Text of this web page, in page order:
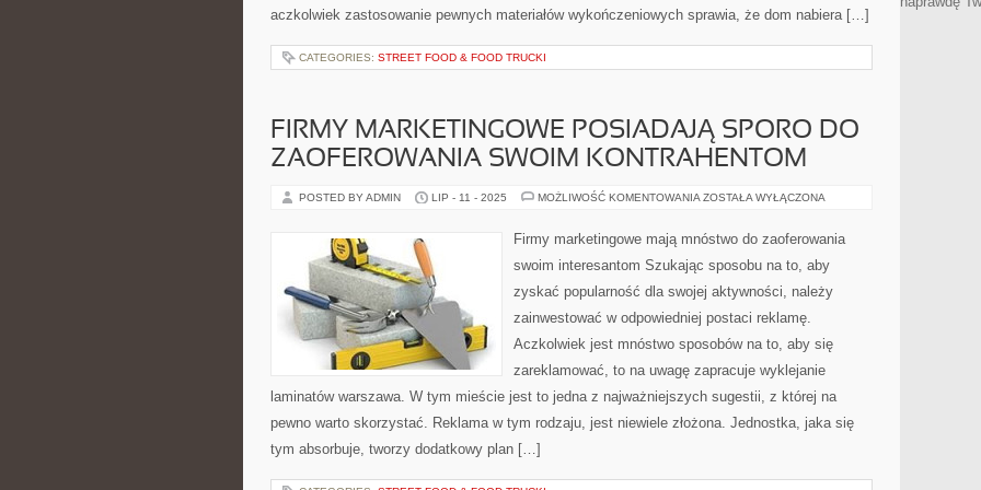
aczkolwiek zastosowanie pewnych materiałów wykończeniowych sprawia, że dom nabiera […]
CATEGORIES: STREET FOOD & FOOD TRUCKI
FIRMY MARKETINGOWE POSIADAJĄ SPORO DO
ZAOFEROWANIA SWOIM KONTRAHENTOM
POSTED BY ADMIN LIP - 11 - 2025 MOŻLIWOŚĆ KOMENTOWANIA FIRMY
SPORO
DO
SWOIM
ZOSTAŁA WYŁĄCZONA
Firmy marketingowe mają mnóstwo do zaoferowania
swoim interesantom Szukając sposobu na to, aby
zyskać popularność dla swojej aktywności, należy
zainwestować w odpowiedniej postaci reklamę.
Aczkolwiek jest mnóstwo sposobów na to, aby się
zareklamować, to na uwagę zapracuje wyklejanie
laminatów warszawa. W tym mieście jest to jedna z najważniejszych sugestii, z której na
pewno warto skorzystać. Reklama w tym rodzaju, jest niewiele złożona. Jednostka, jaka się
tym absorbuje, tworzy dodatkowy plan […]